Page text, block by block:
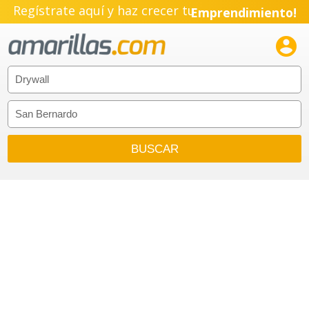
Regístrate aquí y haz crecer tuEmprendimiento!
